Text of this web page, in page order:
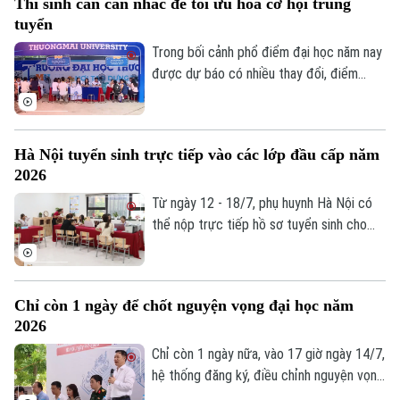
sinh và phụ huynh băn khoăn không chỉ là
thích ứng với một thị trường lao động
đang thay đổi rất nhanh dưới tác động
tuyển
Trong bối cảnh phổ điểm đại học năm nay
được dự báo có nhiều thay đổi, điểm
yêu thích mà cần có một chiến lược hợp
cơ hội trúng tuyển.
Hà Nội tuyển sinh trực tiếp vào các lớp đầu cấp năm
2026
Từ ngày 12 - 18/7, phụ huynh Hà Nội có
thể nộp trực tiếp hồ sơ tuyển sinh cho
Chỉ còn 1 ngày để chốt nguyện vọng đại học năm
2026
Chỉ còn 1 ngày nữa, vào 17 giờ ngày 14/7,
hệ thống đăng ký, điều chỉnh nguyện vọng